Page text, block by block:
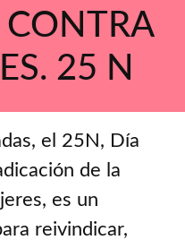
25 N
el 25N, Día
de la
es un
reivindicar,